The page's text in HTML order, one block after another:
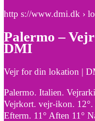
http s://www.dmi.dk ›
Palermo –
DMI
Vejr for din lokation |
Palermo. Italien.
Vejrkort. vejr-ikon.
Efterm. 11° Aften 11°